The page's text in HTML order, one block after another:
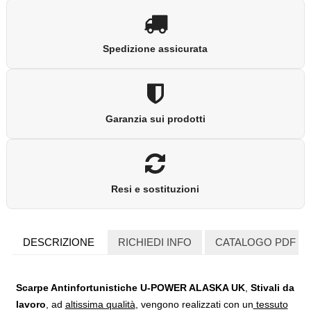
Spedizione assicurata
Garanzia sui prodotti
Resi e sostituzioni
DESCRIZIONE RICHIEDI INFO CATALOGO PDF
Scarpe Antinfortunistiche U-POWER ALASKA UK, Stivali da
lavoro , ad altissima qualità , vengono realizzati con un tessuto